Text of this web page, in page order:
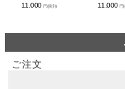
11,000円(税別)
11,000 円
ご注文